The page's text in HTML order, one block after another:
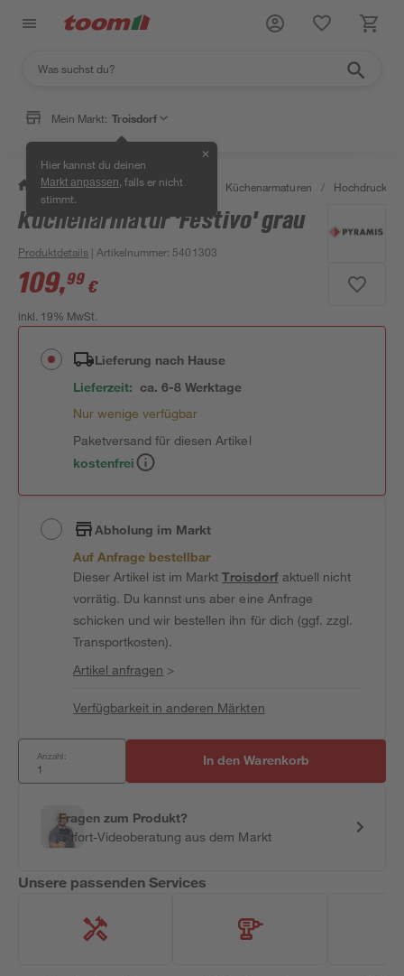
Mein Markt: Troisdorf
Hier kannst du deinen
Markt anpassen , falls er nicht
stimmt.
✕
/ Wohnen & Haushalt / Küche Küchenarmaturen /
Aktion
Küchenarmatur 'Festivo' grau
Produktdetails | Artikelnummer: 5401303
109,99 €
inkl. 19% MwSt.
Lieferung nach Hause
Lieferzeit: ca. 6-8 Werktage
Nur wenige verfügbar
Paketversand für diesen Artikel
kostenfrei
Abholung im Markt
Auf Anfrage bestellbar
Dieser Artikel ist im MarktTroisdorfaktuell nicht
vorrätig. Du kannst uns aber eine Anfrage
schicken und wir bestellen ihn für dich (ggf. zzgl.
Transportkosten).
Artikel anfragen >
Verfügbarkeit in anderen Märkten
Anzahl: In den Warenkorb
Fragen zum Produkt?
Sofort-Videoberatung aus dem Markt
Unsere passenden Services